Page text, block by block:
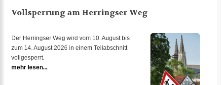
Vollsperrung am Herringser Weg
Der Herringser Weg wird vom 10. August bis
zum 14. August 2026 in einem Teilabschnitt
vollgesperrt.
mehr lesen...